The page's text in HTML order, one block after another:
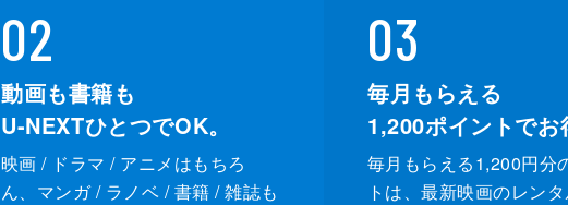
02
動画も書籍も
U-NEXTひとつでOK。
映画 / ドラマ / アニメはもちろ
ん、マンガ / ラノベ / 書籍 / 雑誌も
03
毎月もらえる
1,200ポイントでお
毎月もらえる1,200円分
トは、最新映画のレン